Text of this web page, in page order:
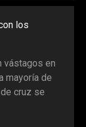
los
vástagos en
mayoría de
cruz se